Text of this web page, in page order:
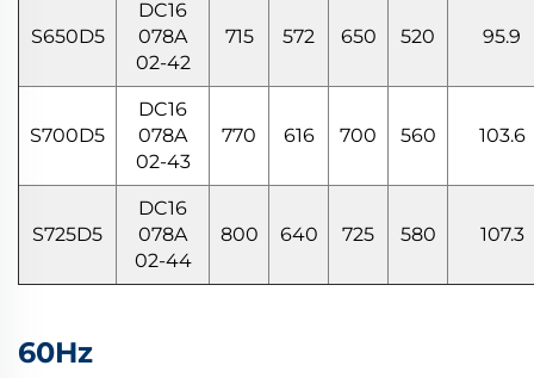
S650D5
DC16
078A
02-42
715 572 650 520 95.9
S700D5
DC16
078A
02-43
770 616 700 560 103.6
S725D5
DC16
078A
02-44
800 640 725 580 107.3
60Hz